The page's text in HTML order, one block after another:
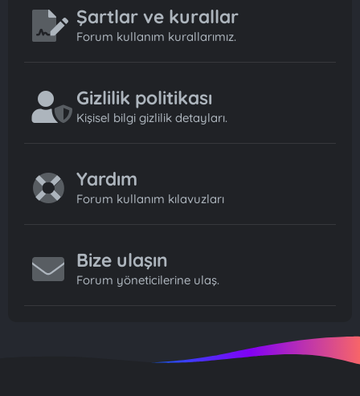
Şartlar ve kurallar
Forum kullanım kurallarımız.
Gizlilik politikası
Kişisel bilgi gizlilik detayları.
Yardım
Forum kullanım kılavuzları
Bize ulaşın
Forum yöneticilerine ulaş.